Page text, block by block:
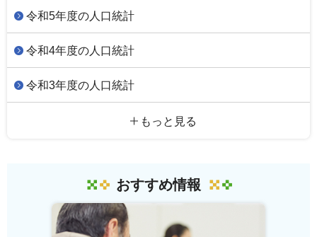
令和5年度の人口統計
令和4年度の人口統計
令和3年度の人口統計
もっと見る
おすすめ情報